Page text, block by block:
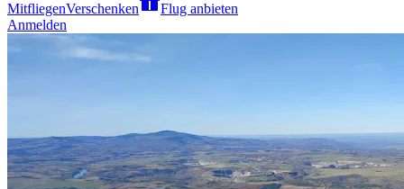
MitfliegenVerschenken
Flug anbieten
Anmelden